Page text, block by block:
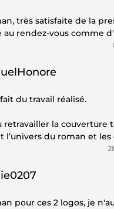
très satisfaite de la
au rendez-vous comme
positif
du travail réalisé.
retravailler la couverture
l’univers du roman et
Le rendu est plus
ont été clairs, le travail
à mes attentes.
positif
pour ces 2 logos, je